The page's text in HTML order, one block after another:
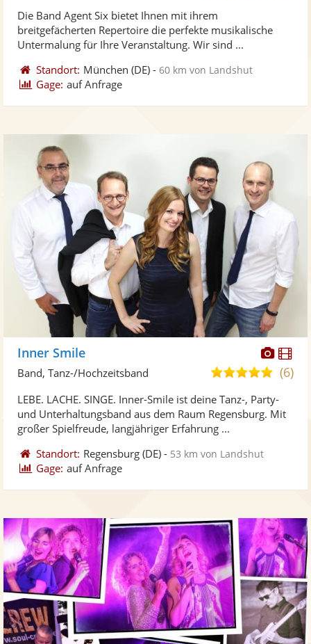
Die Band Agent Six bietet Ihnen mit ihrem
breitgefächerten Repertoire die perfekte musikalische
Untermalung für Ihre Veranstaltung. Wir sind ...
Standort: München (DE) -60 km von Landshut
Gage: auf Anfrage
Fotos
Inner Smile
4,9
5
(6)
Band, Tanz-/Hochzeitsband
LEBE. LACHE. SINGE. Inner-Smile ist deine Tanz-, Party-
und Unterhaltungsband aus dem Raum Regensburg. Mit
großer Spielfreude, langjähriger Erfahrung ...
Standort: Regensburg (DE) - 53 km von Landshut
Gage: auf Anfrage